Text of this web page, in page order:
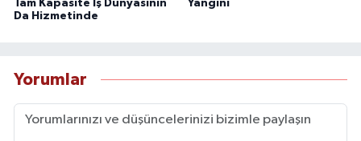
Tam Kapasite İş Dünyasının
Da Hizmetinde
Yangını
Yorumlar